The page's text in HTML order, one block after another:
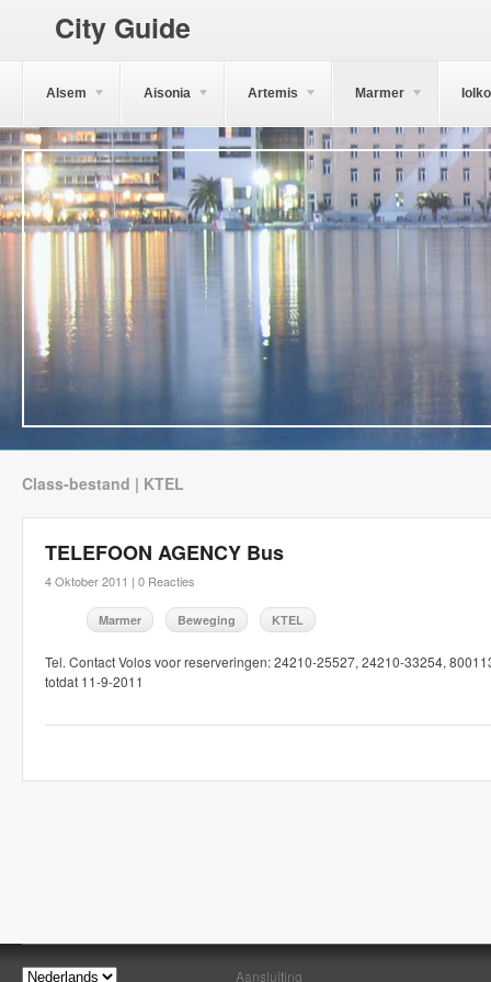
City Guide
Alsem Aisonia Artemis Marmer
Class-bestand | KTEL
TELEFOON AGENCY Bus
4 Oktober 2011 | 0 Reacties
Marmer Beweging KTEL
Tel. Contact Volos voor reserveringen: 24210-25527, 24210-33254,
totdat 11-9-2011
Aansluiting